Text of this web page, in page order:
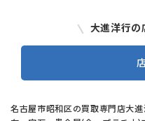
大進洋行の
名古屋市昭和区の買取専門店大